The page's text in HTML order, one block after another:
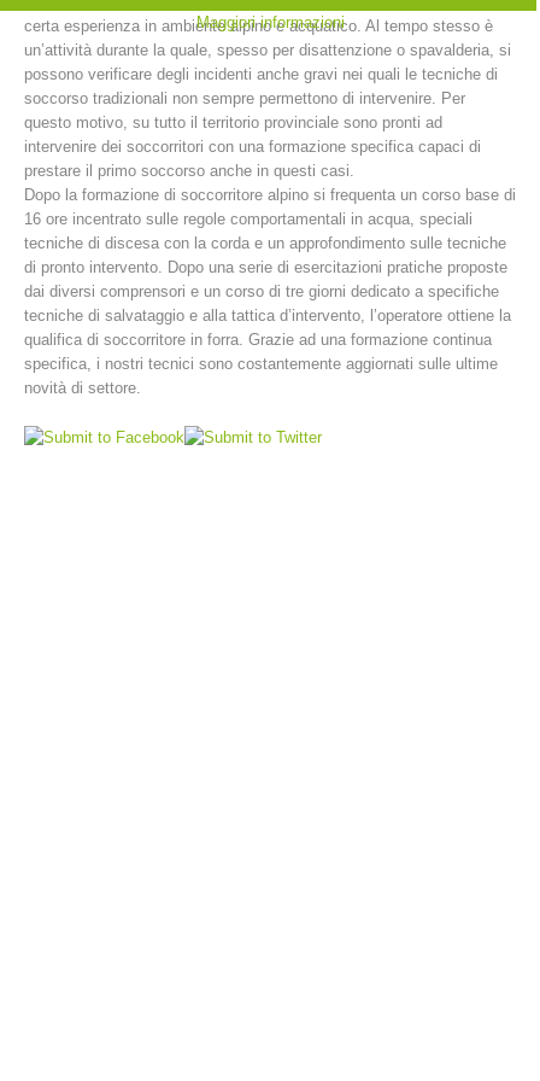
Stazioni del soccorso alpino
certa esperienza in ambiente alpino e acquatico. Al tempo stesso è
un’attività durante la quale, spesso per disattenzione o spavalderia, si
possono verificare degli incidenti anche gravi nei quali le tecniche di
soccorso tradizionali non sempre permettono di intervenire. Per
questo motivo, su tutto il territorio provinciale sono pronti ad
intervenire dei soccorritori con una formazione specifica capaci di
prestare il primo soccorso anche in questi casi.
Dopo la formazione di soccorritore alpino si frequenta un corso base di
16 ore incentrato sulle regole comportamentali in acqua, speciali
tecniche di discesa con la corda e un approfondimento sulle tecniche
di pronto intervento. Dopo una serie di esercitazioni pratiche proposte
dai diversi comprensori e un corso di tre giorni dedicato a specifiche
tecniche di salvataggio e alla tattica d’intervento, l’operatore ottiene la
qualifica di soccorritore in forra. Grazie ad una formazione continua
specifica, i nostri tecnici sono costantemente aggiornati sulle ultime
novità di settore.
Maggiori informazioni